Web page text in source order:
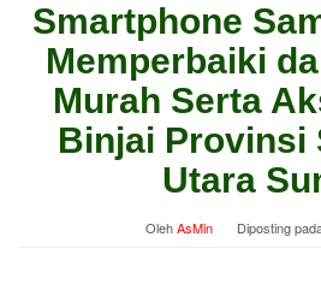
Smartphone
Memperbaiki
Murah Serta
Binjai Provinsi
Utara
OlehAsMin Diposting